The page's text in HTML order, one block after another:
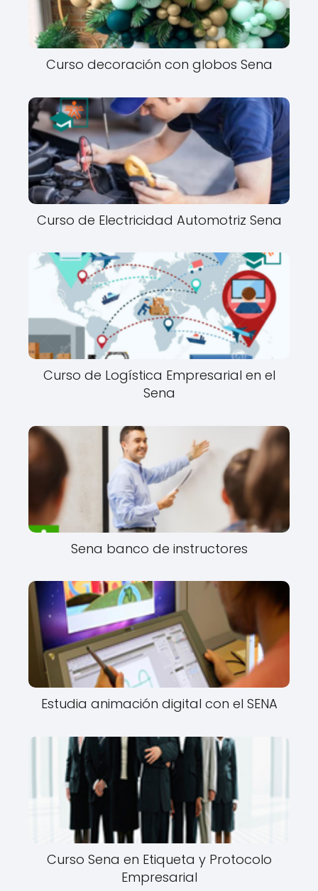
Curso decoración con globos Sena
Curso de Electricidad Automotriz Sena
Curso de Logística Empresarial en el
Sena
Sena banco de instructores
Estudia animación digital con el SENA
Curso Sena en Etiqueta y Protocolo
Empresarial